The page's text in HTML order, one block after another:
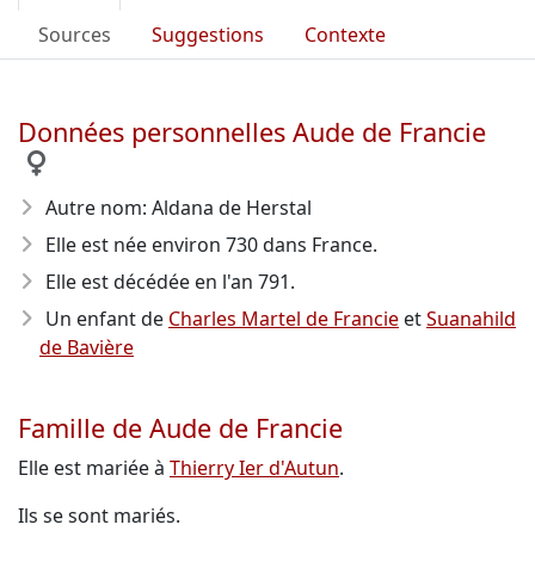
Sources
Suggestions Contexte
Données personnelles Aude de Francie
Autre nom: Aldana de Herstal
Elle est née environ 730dans France.
Elle est décédée en l'an 791.
Un enfant de Charles Martel de Francie etSuanahild
de Bavière
Famille de Aude de Francie
Elle est mariée à Thierry Ier d'Autun.
Ils se sont mariés.